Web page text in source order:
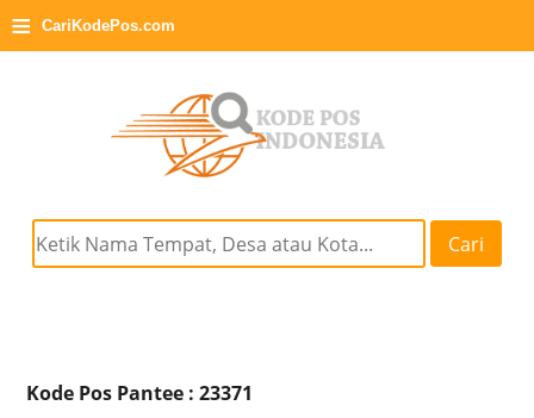
≡ CariKodePos.com
Cari
Kode Pos Pantee : 23371